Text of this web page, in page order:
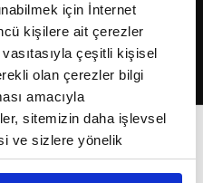
için İnternet
kişilere ait çerezler
çeşitli kişisel
olan çerezler bilgi
amacıyla
sitemizin daha işlevsel
ve sizlere yönelik
yapılması, amaçlarıyla